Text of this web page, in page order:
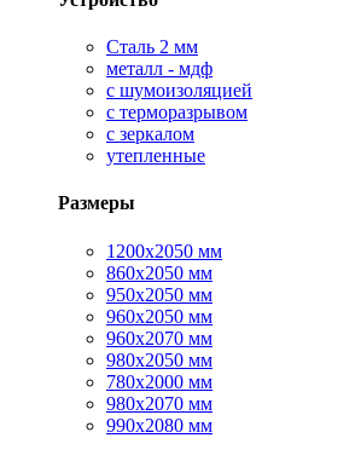
Сталь 2 мм
металл - мдф
с шумоизоляцией
с терморазрывом
с зеркалом
утепленные
Размеры
1200х2050 мм
860х2050 мм
950х2050 мм
960х2050 мм
960х2070 мм
980х2050 мм
780х2000 мм
980х2070 мм
990х2080 мм